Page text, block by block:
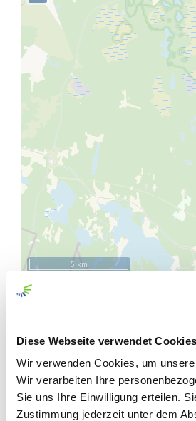
Diese Webseite verwendet Cookies
Wir verwenden Cookies, um
Wir verarbeiten Ihre
Sie uns Ihre Einwilligung erteilen.
Zustimmung jederzeit unter dem